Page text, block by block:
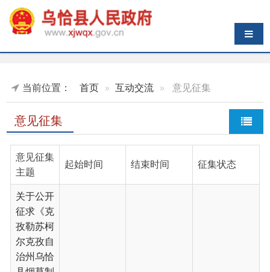
导航切换
意见征集
主题
起始时间 结束时间 征集状态
关于公开
征求《克
孜勒苏柯
尔克孜自
治州乌恰
县烟草制
品零售点
合理布局